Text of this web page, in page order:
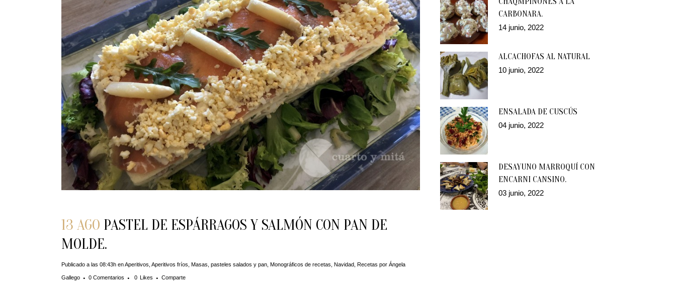
13 AGO PASTEL DE ESPÁRRAGOS Y SALMÓN CON PAN DE
MOLDE.
Publicado a las 08:43h enAperitivos Aperitivos fríos Masas, pasteles salados y pan Monográficos de recetas Navidad Recetas por Ángela
Gallego 0 Comentarios 0 Likes Comparte
CARBONARA.
14 junio, 2022
ALCACHOFAS AL NATURAL
10 junio, 2022
ENSALADA DE CUSCÚS
04 junio, 2022
DESAYUNO MARROQUÍ CON
ENCARNI CANSINO.
03 junio, 2022